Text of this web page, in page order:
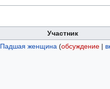
Участник
Падшая женщина (обсуждение|